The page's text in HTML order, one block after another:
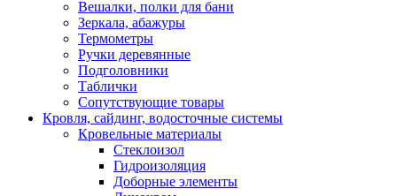
Вешалки, полки для бани
Зеркала, абажуры
Термометры
Ручки деревянные
Подголовники
Таблички
Сопутствующие товары
Кровля, сайдинг, водосточные системы
Кровельные материалы
Стеклоизол
Гидроизоляция
Доборные элементы